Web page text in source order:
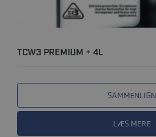
TCW3 PREMIUM + 4L
SAMMENLIGN
LÆS MERE